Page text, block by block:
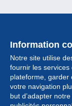
Information
Notre site utilise
fournir les
plateforme, garder
votre navigation
but d’adapter
Collection